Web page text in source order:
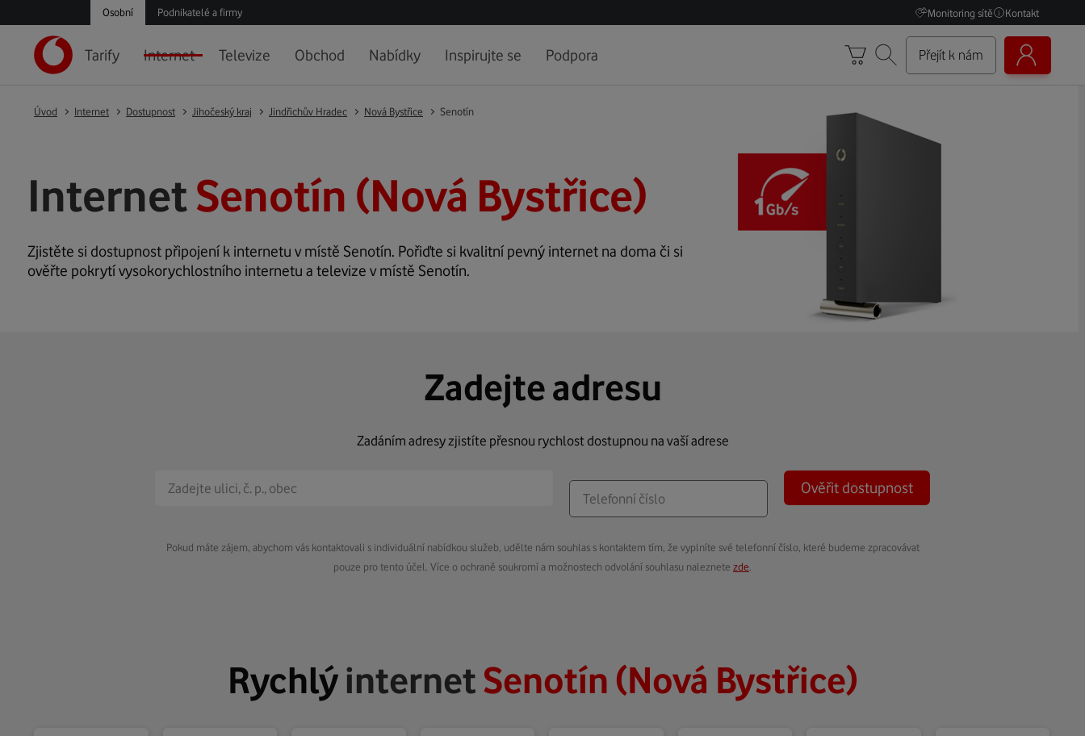
Osobní Podnikatelé a firmy Monitoring sítě Kontakt
Tarify Internet Televize Obchod Nabídky Inspirujte se Podpora Přejít k nám
Úvod Internet Dostupnost Jihočeský kraj Jindřichův Hradec Nová Bystřice Senotín
InternetSenotín (Nová Bystřice)
Zjistěte si dostupnost připojení k internetu v místě Senotín. Pořiďte si kvalitní pevný internet na doma či si
ověřte pokrytí vysokorychlostního internetu a televize v místě Senotín.
Zadejte adresu
Zadáním adresy zjistíte přesnou rychlost dostupnou na vaší adrese
Ověřit dostupnost
Pokud máte zájem, abychom vás kontaktovali s individuální nabídkou služeb, udělte nám souhlas s kontaktem tím, že vyplníte své telefonní číslo, které budeme zpracovávat
pouze pro tento účel. Více o ochraně soukromí a možnostech odvolání souhlasu naleznete zde
RychlýinternetSenotín (Nová Bystřice)